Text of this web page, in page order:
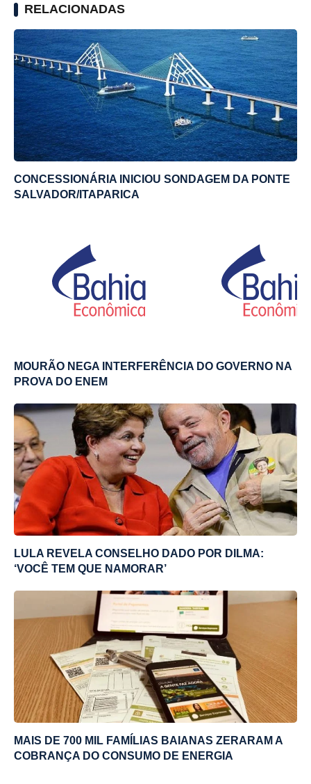
RELACIONADAS
CONCESSIONÁRIA INICIOU SONDAGEM DA PONTE
SALVADOR/ITAPARICA
MOURÃO NEGA INTERFERÊNCIA DO GOVERNO NA
PROVA DO ENEM
LULA REVELA CONSELHO DADO POR DILMA:
‘VOCÊ TEM QUE NAMORAR’
MAIS DE 700 MIL FAMÍLIAS BAIANAS ZERARAM A
COBRANÇA DO CONSUMO DE ENERGIA